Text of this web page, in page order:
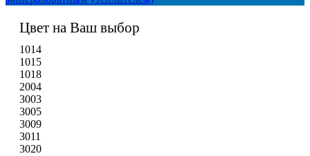
Цвет на Ваш выбор
1014
1015
1018
2004
3003
3005
3009
3011
3020